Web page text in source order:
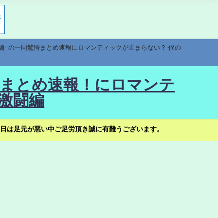
の一同驚愕まとめ速報にロマンティックが止まらない？-僕の
とめ速報！にロマンテ
闘編
足元が悪い中ご足労頂き誠に有難うございます。